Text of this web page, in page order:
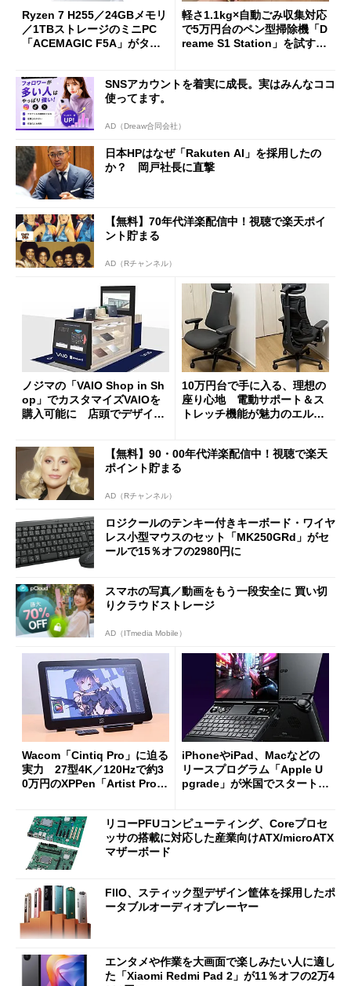
Ryzen 7 H255／24GBメモリ
／1TBストレージのミニPC
「ACEMAGIC F5A」がタイ
軽さ1.1kg×自動ごみ収集対応
で5万円台のペン型掃除機「D
reame S1 Station」を試す
SNSアカウントを着実に成長。実はみんなココ
使ってます。
AD（Dreaw合同会社）
日本HPはなぜ「Rakuten AI」を採用したの
か？ 岡戸社長に直撃
【無料】70年代洋楽配信中！視聴で楽天ポイ
ント貯まる
AD（Rチャンネル）
ノジマの「VAIO Shop in Sh
op」でカスタマイズVAIOを
購入可能に 店頭でデザイン
10万円台で手に入る、理想の
座り心地 電動サポート＆ス
トレッチ機能が魅力のエルゴ
【無料】90・00年代洋楽配信中！視聴で楽天
ポイント貯まる
AD（Rチャンネル）
ロジクールのテンキー付きキーボード・ワイヤ
レス小型マウスのセット「MK250GRd」がセ
ールで15％オフの2980円に
スマホの写真／動画をもう一段安全に 買い切
りクラウドストレージ
AD（ITmedia Mobile）
Wacom「Cintiq Pro」に迫る
実力 27型4K／120Hzで約3
0万円のXPPen「Artist Pro 2
iPhoneやiPad、Macなどの
リースプログラム「Apple U
pgrade」が米国でスタート／
ut」が明...
リコーPFUコンピューティング、Coreプロセ
ッサの搭載に対応した産業向けATX/microATX
マザーボード
FIIO、スティック型デザイン筐体を採用したポ
ータブルオーディオプレーヤー
エンタメや作業を大画面で楽しみたい人に適し
た「Xiaomi Redmi Pad 2」が11％オフの2万4